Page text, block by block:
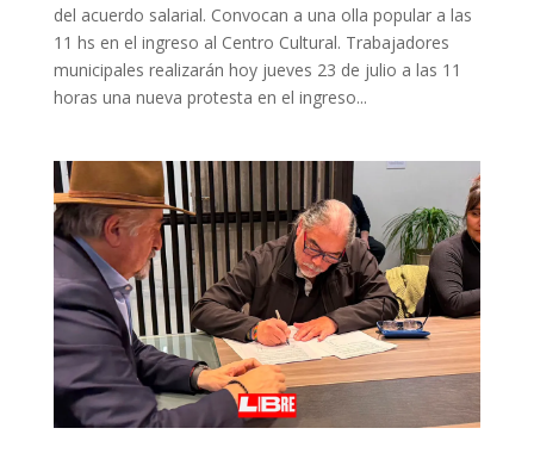
del acuerdo salarial. Convocan a una olla popular a las
11 hs en el ingreso al Centro Cultural. Trabajadores
municipales realizarán hoy jueves 23 de julio a las 11
horas una nueva protesta en el ingreso...